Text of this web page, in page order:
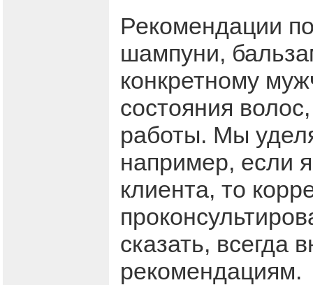
Рекомендации
шампуни,
конкретному
состояния
работы. Мы
например, если
клиента, то
сказать, всегда
рекомендациям.